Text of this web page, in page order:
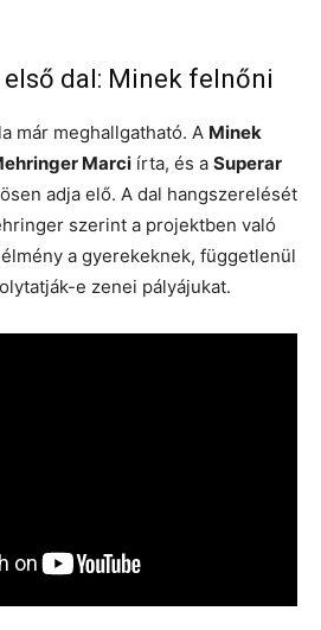
dal: Minek felnőni
már meghallgatható. A Minek
Marci írta, és a Superar
adja elő. A dal hangszerelését
szerint a projektben való
a gyerekeknek, függetlenül
e zenei pályájukat.